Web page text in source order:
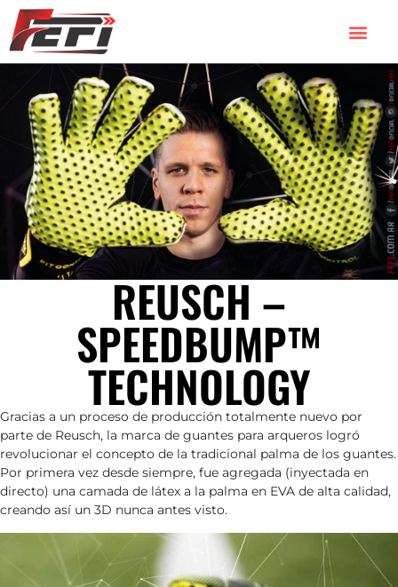
REUSCH –
SPEEDBUMP™
TECHNOLOGY
Gracias a un proceso de producción totalmente nuevo por
parte de Reusch, la marca de guantes para arqueros logró
revolucionar el concepto de la tradicional palma de los guantes.
Por primera vez desde siempre, fue agregada (inyectada en
directo) una camada de látex a la palma en EVA de alta calidad,
creando así un 3D nunca antes visto.